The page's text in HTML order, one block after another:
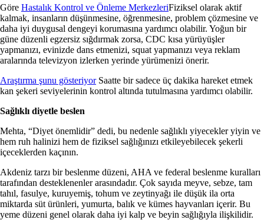
Göre Hastalık Kontrol ve Önleme MerkezleriFiziksel olarak aktif
kalmak, insanların düşünmesine, öğrenmesine, problem çözmesine ve
daha iyi duygusal dengeyi korumasına yardımcı olabilir. Yoğun bir
güne düzenli egzersiz sığdırmak zorsa, CDC kısa yürüyüşler
yapmanızı, evinizde dans etmenizi, squat yapmanızı veya reklam
aralarında televizyon izlerken yerinde yürümenizi önerir.
Araştırma şunu gösteriyorSaatte bir sadece üç dakika hareket etmek
kan şekeri seviyelerinin kontrol altında tutulmasına yardımcı olabilir.
Sağlıklı diyetle beslen
Mehta, “Diyet önemlidir” dedi, bu nedenle sağlıklı yiyecekler yiyin ve
hem ruh halinizi hem de fiziksel sağlığınızı etkileyebilecek şekerli
içeceklerden kaçının.
Akdeniz tarzı bir beslenme düzeni, AHA ve federal beslenme kuralları
tarafından desteklenenler arasındadır. Çok sayıda meyve, sebze, tam
tahıl, fasulye, kuruyemiş, tohum ve zeytinyağı ile düşük ila orta
miktarda süt ürünleri, yumurta, balık ve kümes hayvanları içerir. Bu
yeme düzeni genel olarak daha iyi kalp ve beyin sağlığıyla ilişkilidir.